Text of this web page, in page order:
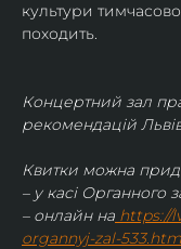
культури
походить.
Концертний зал
рекомендацій
Квитки можна
– у касі Органного
– онлайн на https://
organnyj-zal-